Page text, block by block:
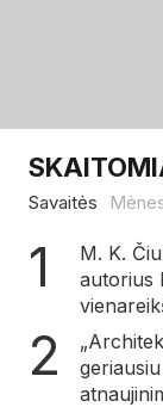
Savaitės
M. K.
autorius